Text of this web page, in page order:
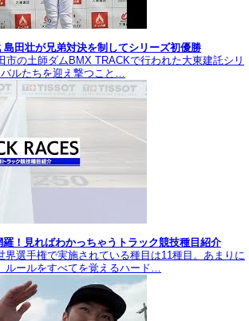
田壮が兄弟対決を制してシリーズ初優勝
市の土師ダムBMX TRACKで行われた大東建託シリ
ルたちを迎え撃つこと…
羅！見ればわかっちゃうトラック競技種目紹介
界選手権で実施されている種目は11種目。あまりに
ルールをすべてを覚えるハード…